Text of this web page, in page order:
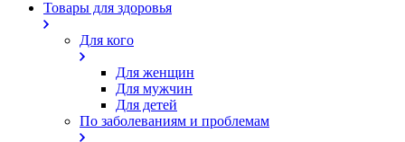
Товары для здоровья
Для кого
Для женщин
Для мужчин
Для детей
По заболеваниям и проблемам